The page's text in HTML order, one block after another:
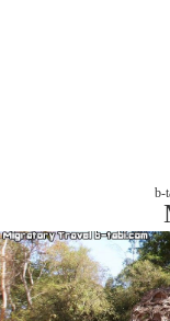
b-